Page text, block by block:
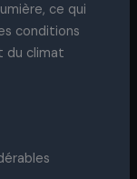
ce qui
conditions
du climat